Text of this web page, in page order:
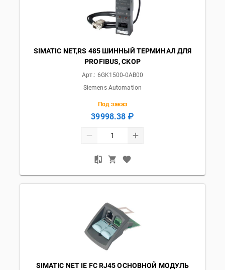
SIMATIC NET,RS 485 ШИННЫЙ ТЕРМИНАЛ ДЛЯ
PROFIBUS, СКОР
Арт.: 6GK1500-0AB00
Siemens Automation
Под заказ
39998.38 ₽
SIMATIC NET IE FC RJ45 ОСНОВНОЙ МОДУЛЬ